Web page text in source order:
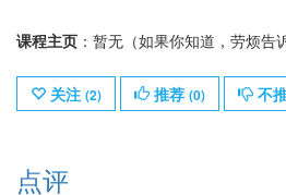
课程主页 ：暂无（如果你知道，劳烦告
关注 (2) 推荐 (0) 不
点评